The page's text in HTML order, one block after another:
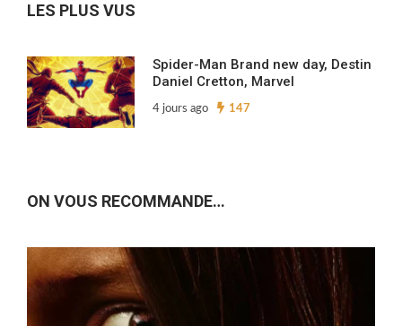
LES PLUS VUS
Spider-Man Brand new day, Destin
Daniel Cretton, Marvel
4 jours ago 147
ON VOUS RECOMMANDE…